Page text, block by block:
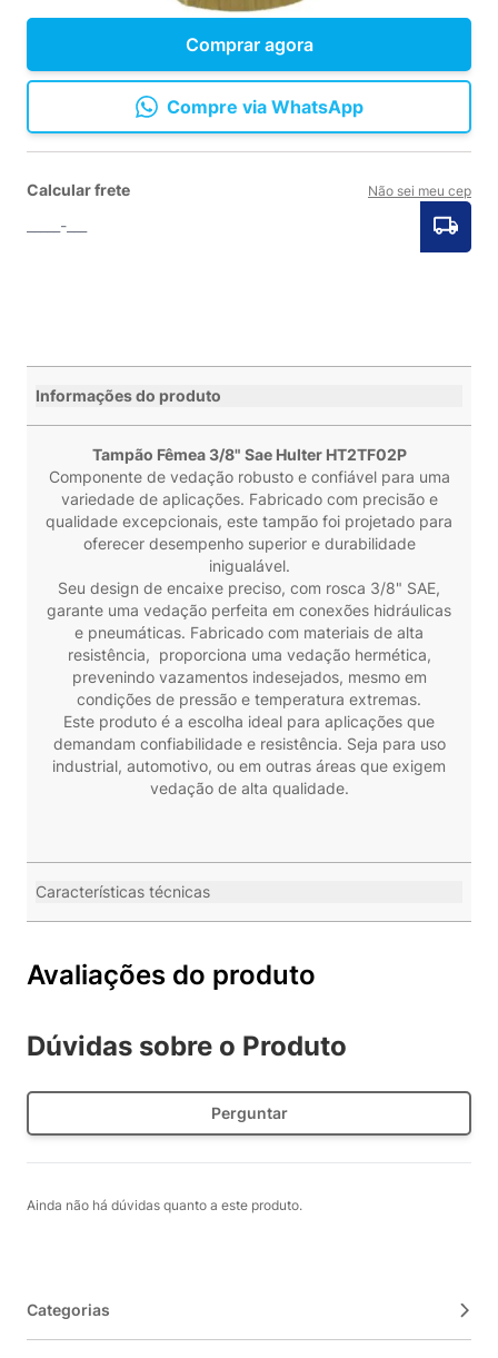
Comprar agora
Compre via WhatsApp
Calcular frete Não sei meu cep
Informações do produto
Tampão Fêmea 3/8" Sae Hulter HT2TF02P
Componente de vedação robusto e confiável para uma
variedade de aplicações. Fabricado com precisão e
qualidade excepcionais, este tampão foi projetado para
oferecer desempenho superior e durabilidade
inigualável.
Seu design de encaixe preciso, com rosca 3/8" SAE,
garante uma vedação perfeita em conexões hidráulicas
e pneumáticas. Fabricado com materiais de alta
resistência, proporciona uma vedação hermética,
prevenindo vazamentos indesejados, mesmo em
condições de pressão e temperatura extremas.
Este produto é a escolha ideal para aplicações que
demandam confiabilidade e resistência. Seja para uso
industrial, automotivo, ou em outras áreas que exigem
vedação de alta qualidade.
Características técnicas
Avaliações do produto
Dúvidas sobre o Produto
Perguntar
Ainda não há dúvidas quanto a este produto.
Categorias